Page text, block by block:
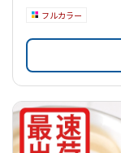
フルカラー